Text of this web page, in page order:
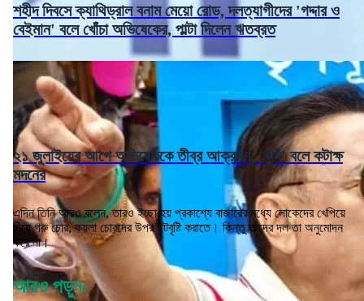
শহীদ দিবসে ক্যাথিড্রাল বনাম মেয়ো রোড, দলত্যাগীদের 'গদ্দার ও
বেইমান' বলে খোঁচা অভিষেকের, পাল্টা দিলেন ঋতব্রত
২১ জুলাইয়ের আগে অভিষেককে তীব্র আক্রমণ, 'খুনি' বলে কটাক্ষ
মদনের
এদিন তিনি আরও বলেন, তারও ইচ্ছা হয় প্রকাশ্যে বাজারের মধ্যে লোকেদের খেপিয়ে
দিয়ে গরু চোর, কয়লা চোরদের উপর ইটবৃষ্টি করাতে। কিন্তু তাদের দল তা অনুমোদন
করে না।
আরও পড়ুন: